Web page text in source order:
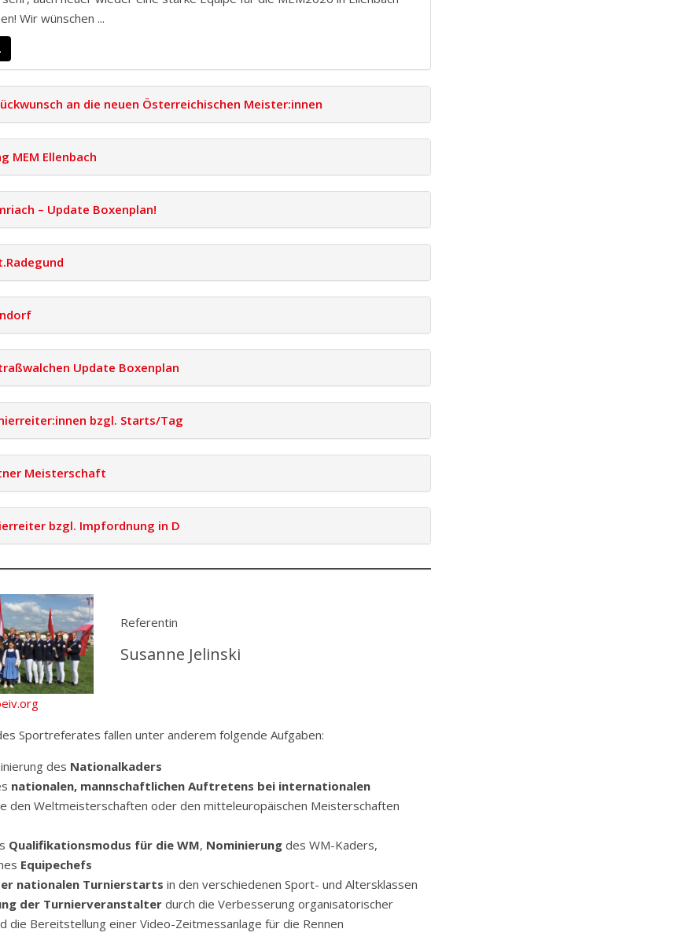
Wir wünschen ...
an die neuen Österreichischen Meister:innen
MEM Ellenbach
– Update Boxenplan!
Update Boxenplan
bzgl. Starts/Tag
Meisterschaft
bzgl. Impfordnung in D
Referentin
Susanne Jelinski
Sportreferates fallen unter anderem folgende Aufgaben:
des Nationalkaders
nationalen, mannschaftlichen Auftretens bei internationalen
den Weltmeisterschaften oder den mitteleuropäischen Meisterschaften
Qualifikationsmodus für die WM, Nominierung des WM-Kaders,
Equipechefs
nationalen Turnierstarts in den verschiedenen Sport- und Altersklassen
der Turnierveranstalter durch die Verbesserung organisatorischer
die Bereitstellung einer Video-Zeitmessanlage für die Rennen